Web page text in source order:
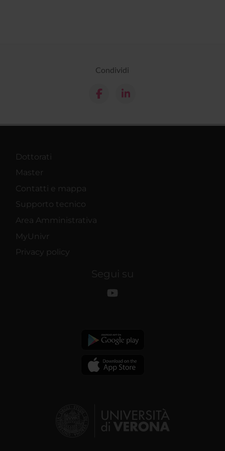
Condividi
Dottorati
Master
Contatti e mappa
Supporto tecnico
Area Amministrativa
MyUnivr
Privacy policy
Segui su